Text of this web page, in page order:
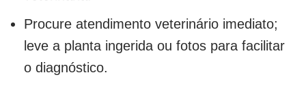
Procure atendimento veterinário imediato;
leve a planta ingerida ou fotos para facilitar
o diagnóstico.